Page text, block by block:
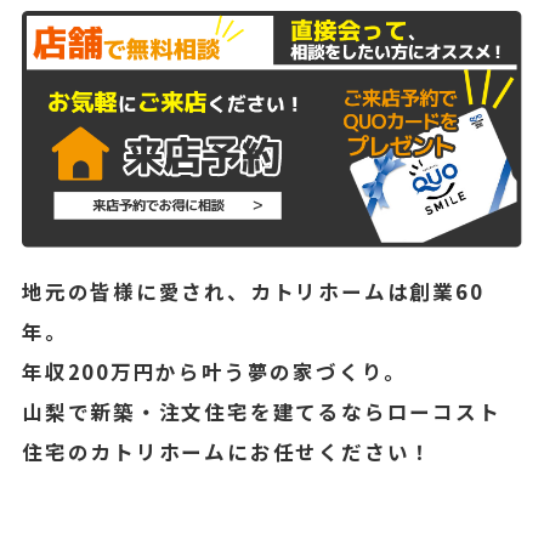
地元の皆様に愛され、カトリホームは創業60
年。
年収200万円から叶う夢の家づくり。
山梨で新築・注文住宅を建てるならローコスト
住宅のカトリホームにお任せください！